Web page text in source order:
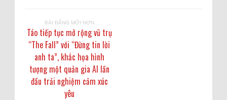
BÀI ĐĂNG MỚI HƠN
Táo tiếp tục mở rộng vũ trụ
“The Fall” với “Đừng tin lời
anh ta”, khắc họa hình
tượng một quản gia AI lần
đầu trải nghiệm cảm xúc
yêu